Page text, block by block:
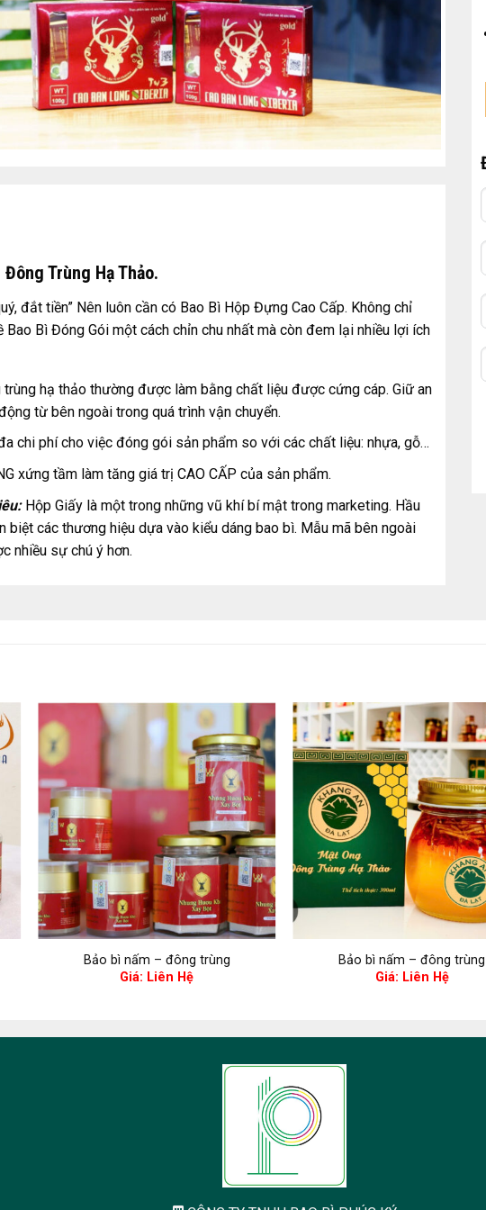
Trùng Hạ Thảo.
đắt tiền” Nên luôn cần có Bao Bì Hộp Đựng Cao Cấp. Không chỉ
Bì Đóng Gói một cách chỉn chu nhất mà còn đem lại nhiều lợi ích
hạ thảo thường được làm bằng chất liệu được cứng cáp. Giữ an
từ bên ngoài trong quá trình vận chuyển.
chi phí cho việc đóng gói sản phẩm so với các chất liệu: nhựa, gỗ…
xứng tầm làm tăng giá trị CAO CẤP của sản phẩm.
Hộp Giấy là một trong những vũ khí bí mật trong marketing. Hầu
biệt các thương hiệu dựa vào kiểu dáng bao bì. Mẫu mã bên ngoài
nhiều sự chú ý hơn.
Bảo bì nấm – đông trùng
Giá: Liên Hệ
Bảo bì nấm – đông trùng
Giá: Liên Hệ